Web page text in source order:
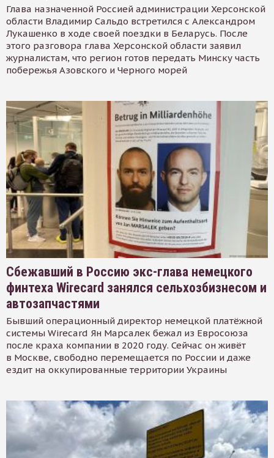
Глава назначенной Россией администрации Херсонской
области Владимир Сальдо встретился с Александром
Лукашенко в ходе своей поездки в Беларусь. После
этого разговора глава Херсонской области заявил
журналистам, что регион готов передать Минску часть
побережья Азовского и Черного морей
Сбежавший в Россию экс-глава немецкого
финтеха Wirecard занялся сельхозбизнесом и
автозапчастями
Бывший операционный директор немецкой платёжной
системы Wirecard Ян Марсалек бежал из Евросоюза
после краха компании в 2020 году. Сейчас он живёт
в Москве, свободно перемещается по России и даже
ездит на оккупированные территории Украины